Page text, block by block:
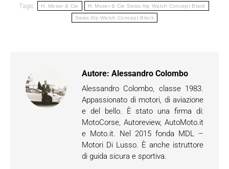
Tags: H. Moser & Cie H. Moser & Cie Swiss Alp Watch Concept Black
Swiss Alp Watch Concept Black
Autore: Alessandro Colombo
Alessandro Colombo, classe 1983.
Appassionato di motori, di aviazione
e del bello. È stato una firma di:
MotoCorse, Autoreview, AutoMoto.it
e Moto.it. Nel 2015 fonda MDL –
Motori Di Lusso. È anche istruttore
di guida sicura e sportiva.